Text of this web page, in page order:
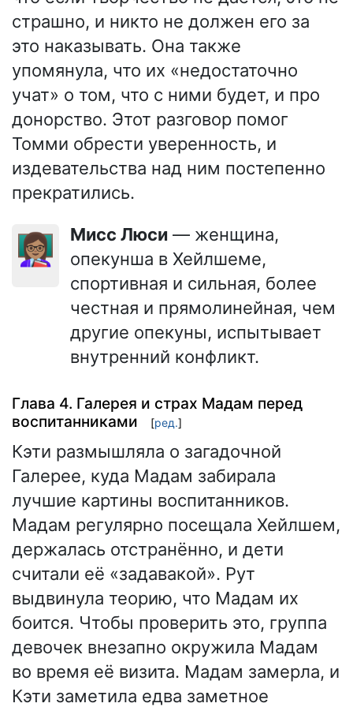
страшно, и никто не должен его за
это наказывать. Она также
упомянула, что их «недостаточно
учат» о том, что с ними будет, и про
донорство. Этот разговор помог
Томми обрести уверенность, и
издевательства над ним постепенно
прекратились.
👩🏽‍🏫 Мисс Люси — женщина,
опекунша в Хейлшеме,
спортивная и сильная, более
честная и прямолинейная, чем
другие опекуны, испытывает
внутренний конфликт.
Глава 4. Галерея и страх Мадам перед
воспитанниками
[ред.]
Кэти размышляла о загадочной
Галерее, куда Мадам забирала
лучшие картины воспитанников.
Мадам регулярно посещала Хейлшем,
держалась отстранённо, и дети
считали её «задавакой». Рут
выдвинула теорию, что Мадам их
боится. Чтобы проверить это, группа
девочек внезапно окружила Мадам
во время её визита. Мадам замерла, и
Кэти заметила едва заметное